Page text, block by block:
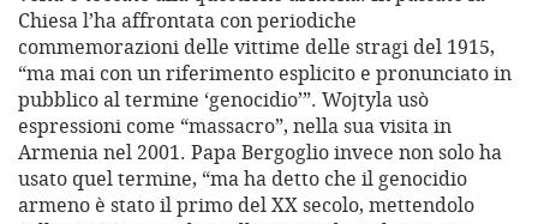
Chiesa l’ha affrontata con periodiche
commemorazioni delle vittime delle stragi del 1915,
“ma mai con un riferimento esplicito e pronunciato in
pubblico al termine ‘genocidio’”. Wojtyla usò
espressioni come “massacro”, nella sua visita in
Armenia nel 2001. Papa Bergoglio invece non solo ha
usato quel termine, “ma ha detto che il genocidio
armeno è stato il primo del XX secolo, mettendolo